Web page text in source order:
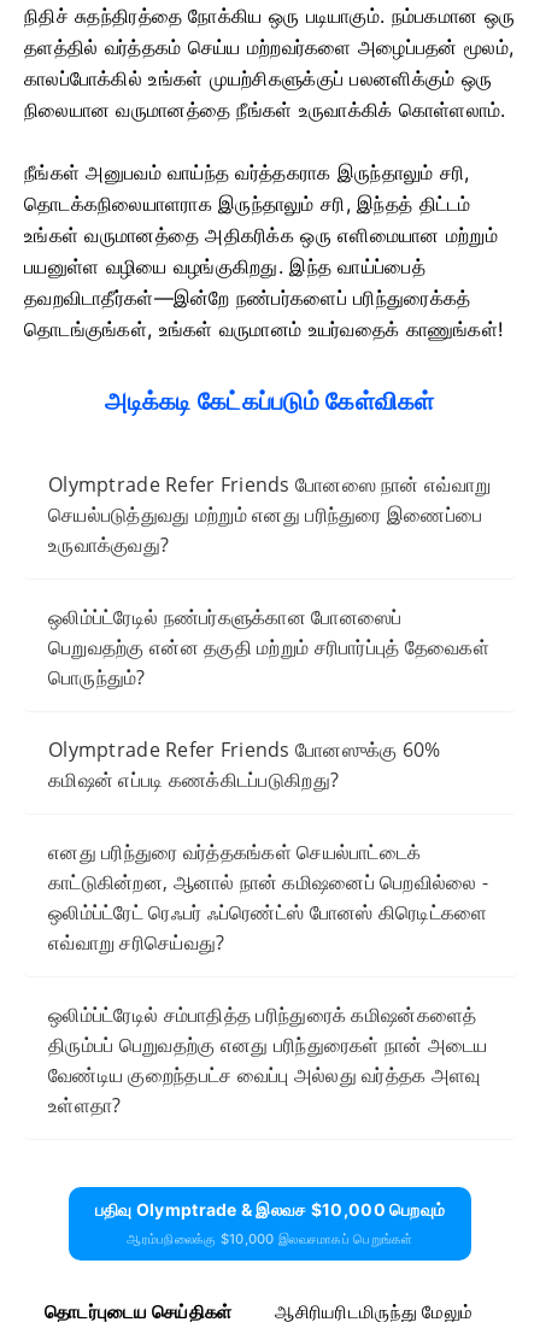
நிதிச் சுதந்திரத்தை நோக்கிய ஒரு படியாகும். நம்பகமான ஒரு
தளத்தில் வர்த்தகம் செய்ய மற்றவர்களை அழைப்பதன் மூலம்,
காலப்போக்கில் உங்கள் முயற்சிகளுக்குப் பலனளிக்கும் ஒரு
நிலையான வருமானத்தை நீங்கள் உருவாக்கிக் கொள்ளலாம்.
நீங்கள் அனுபவம் வாய்ந்த வர்த்தகராக இருந்தாலும் சரி,
தொடக்கநிலையாளராக இருந்தாலும் சரி, இந்தத் திட்டம்
உங்கள் வருமானத்தை அதிகரிக்க ஒரு எளிமையான மற்றும்
பயனுள்ள வழியை வழங்குகிறது. இந்த வாய்ப்பைத்
தவறவிடாதீர்கள்—இன்றே நண்பர்களைப் பரிந்துரைக்கத்
தொடங்குங்கள், உங்கள் வருமானம் உயர்வதைக் காணுங்கள்!
அடிக்கடி கேட்கப்படும் கேள்விகள்
Olymptrade Refer Friends போனஸை நான் எவ்வாறு
செயல்படுத்துவது மற்றும் எனது பரிந்துரை இணைப்பை
உருவாக்குவது?
ஒலிம்ப்ட்ரேடில் நண்பர்களுக்கான போனஸைப்
பெறுவதற்கு என்ன தகுதி மற்றும் சரிபார்ப்புத் தேவைகள்
பொருந்தும்?
Olymptrade Refer Friends போனஸுக்கு 60%
கமிஷன் எப்படி கணக்கிடப்படுகிறது?
எனது பரிந்துரை வர்த்தகங்கள் செயல்பாட்டைக்
காட்டுகின்றன, ஆனால் நான் கமிஷனைப் பெறவில்லை -
ஒலிம்ப்ட்ரேட் ரெஃபர் ஃப்ரெண்ட்ஸ் போனஸ் கிரெடிட்களை
எவ்வாறு சரிசெய்வது?
ஒலிம்ப்ட்ரேடில் சம்பாதித்த பரிந்துரைக் கமிஷன்களைத்
திரும்பப் பெறுவதற்கு எனது பரிந்துரைகள் நான் அடைய
வேண்டிய குறைந்தபட்ச வைப்பு அல்லது வர்த்தக அளவு
உள்ளதா?
பதிவு Olymptrade & இலவச $10,000 பெறவும்
ஆரம்பநிலைக்கு $10,000 இலவசமாகப் பெறுங்கள்
தொடர்புடைய செய்திகள் ஆசிரியரிடமிருந்து மேலும்